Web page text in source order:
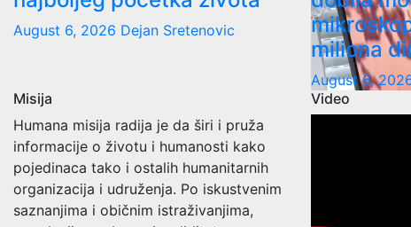
August 6, 2026 Dejan Sretenovic
miliona
August 6,
Misija
Humana misija radija je da širi i pruža
informacije o životu i humanosti kako
pojedinaca tako i ostalih humanitarnih
organizacija i udruženja. Po iskustvenim
saznanjima i običnim istraživanjima,
Video